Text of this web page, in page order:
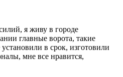
я живу в городе
главные ворота, такие
в срок, изготовили
мне все нравится,